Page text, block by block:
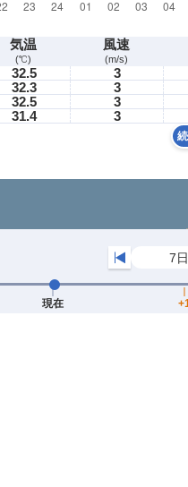
気温
(℃)
風速
(m/s)
32.5 3
32.3 3
32.5 3
31.4 3